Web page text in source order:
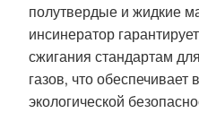
полутвердые и жидкие
инсинератор
сжигания стандартам
газов, что обеспечивает
экологической